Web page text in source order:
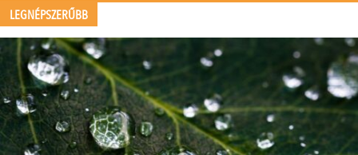
LEGNÉPSZERŰBB